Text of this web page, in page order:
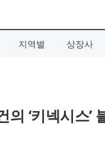
지역별 상장사
의 ‘키넥시스